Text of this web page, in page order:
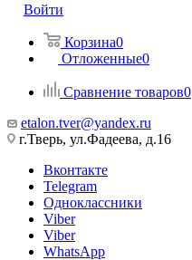
Войти
Корзина0
Отложенные0
Сравнение товаров0
etalon.tver@yandex.ru
г.Тверь, ул.Фадеева, д.16
Вконтакте
Telegram
Одноклассники
Viber
Viber
WhatsApp